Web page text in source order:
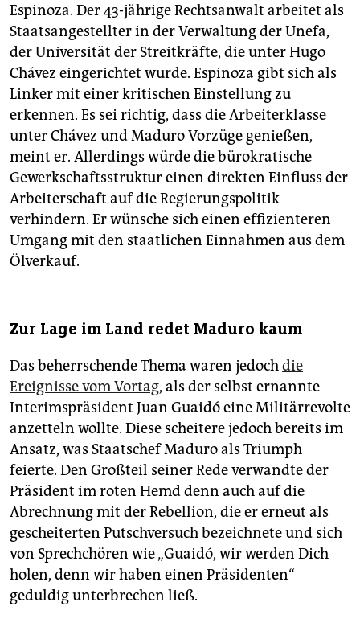
Espinoza. Der 43-jährige Rechtsanwalt arbeitet als
Staatsangestellter in der Verwaltung der Unefa,
der Universität der Streitkräfte, die unter Hugo
Chávez eingerichtet wurde. Espinoza gibt sich als
Linker mit einer kritischen Einstellung zu
erkennen. Es sei richtig, dass die Arbeiterklasse
unter Chávez und Maduro Vorzüge genießen,
meint er. Allerdings würde die bürokratische
Gewerkschaftsstruktur einen direkten Einfluss der
Arbeiterschaft auf die Regierungspolitik
verhindern. Er wünsche sich einen effizienteren
Umgang mit den staatlichen Einnahmen aus dem
Ölverkauf.
Zur Lage im Land redet Maduro kaum
Das beherrschende Thema waren jedochdie
Ereignisse vom Vortag, als der selbst ernannte
Interimspräsident Juan Guaidó eine Militärrevolte
anzetteln wollte. Diese scheitere jedoch bereits im
Ansatz, was Staatschef Maduro als Triumph
feierte. Den Großteil seiner Rede verwandte der
Präsident im roten Hemd denn auch auf die
Abrechnung mit der Rebellion, die er erneut als
gescheiterten Putschversuch bezeichnete und sich
von Sprechchören wie „Guaidó, wir werden Dich
holen, denn wir haben einen Präsidenten“
geduldig unterbrechen ließ.